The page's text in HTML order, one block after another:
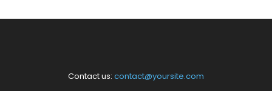
Contact us: contact@yoursite.com